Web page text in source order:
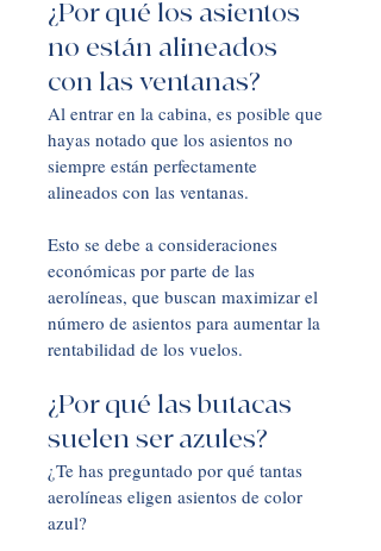
¿Por qué los asientos
no están alineados
con las ventanas?
Al entrar en la cabina, es posible que
hayas notado que los asientos no
siempre están perfectamente
alineados con las ventanas.
Esto se debe a consideraciones
económicas por parte de las
aerolíneas, que buscan maximizar el
número de asientos para aumentar la
rentabilidad de los vuelos.
¿Por qué las butacas
suelen ser azules?
¿Te has preguntado por qué tantas
aerolíneas eligen asientos de color
azul?